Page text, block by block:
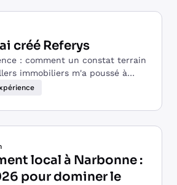
créé Referys
: comment un constat terrain
immobiliers m'a poussé à
gestion de réseau relationnel.
local à Narbonne :
pour dominer le